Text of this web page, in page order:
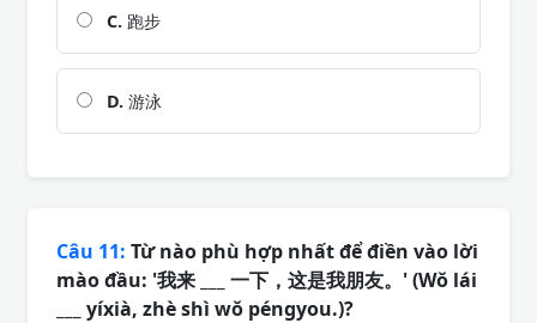
C. 跑步
D. 游泳
Câu 11: Từ nào phù hợp nhất để điền vào lời
mào đầu: '我来 ___ 一下，这是我朋友。' (Wǒ lái
___ yíxià, zhè shì wǒ péngyou.)?